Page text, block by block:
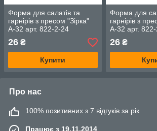
Форма для салатів та
гарнірів з пресом "Зірка"
А-32 арт. 822-2-24
26 ₴
Купити
Форма для
гарнірів з
А-32 арт.
26₴
Про нас
100% позитивних з 7 відгуків за рік
Працює з 19.11.2014